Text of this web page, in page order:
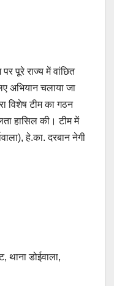
पूरे राज्य में वांछित
अभियान चलाया जा
विशेष टीम का गठन
हासिल की। टीम में
हे.का. दरबान नेगी
थाना डोईवाला,